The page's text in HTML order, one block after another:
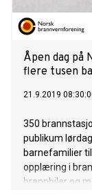
Åpen dag på
flere tusen
21.9.2019
350
publikum
barnefamilier
opplæring i
brannbiler og